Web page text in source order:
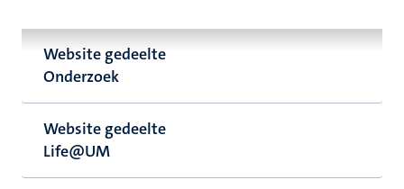
Website gedeelte
Onderzoek
Website gedeelte
Life@UM